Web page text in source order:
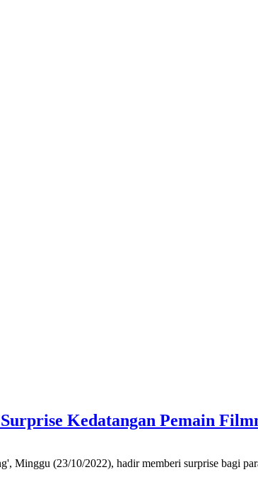
Kedatangan Pemain
(23/10/2022), hadir memberi surprise bagi